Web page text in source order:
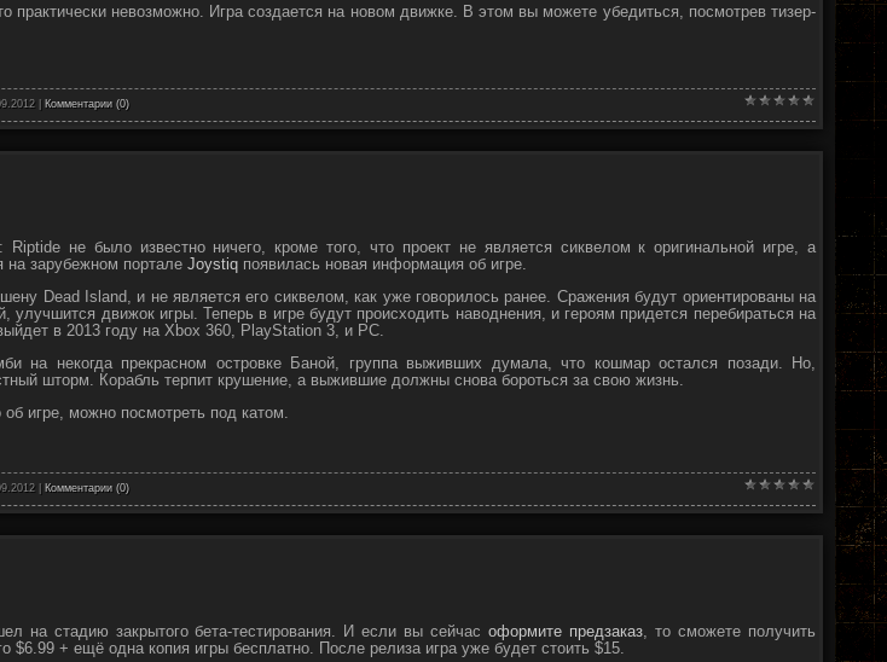
невозможно. Игра создается на новом движке. В этом вы можете убедиться, посмотрев тизер-
| Комментарии (0)
не было известно ничего, кроме того, что проект не является сиквелом к оригинальной игре, а
на зарубежном портале Joystiqпоявилась новая информация об игре.
Dead Island, и не является его сиквелом, как уже говорилось ранее. Сражения будут ориентированы на
движок игры. Теперь в игре будут происходить наводнения, и героям придется перебираться на
в 2013 году на Xbox 360, PlayStation 3, и PC.
на некогда прекрасном островке Баной, группа выживших думала, что кошмар остался позади. Но,
шторм. Корабль терпит крушение, а выжившие должны снова бороться за свою жизнь.
игре, можно посмотреть под катом.
| Комментарии (0)
на стадию закрытого бета-тестирования. И если вы сейчасоформите предзаказ , то сможете получить
$6.99 + ещё одна копия игры бесплатно. После релиза игра уже будет стоить $15.